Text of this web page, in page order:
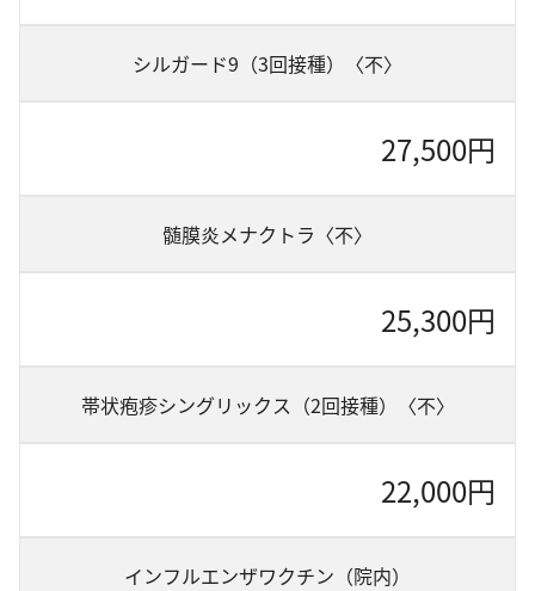
シルガード9（3回接種）〈不〉
27,500円
髄膜炎メナクトラ〈不〉
25,300円
帯状疱疹シングリックス（2回接種）〈不〉
22,000円
インフルエンザワクチン（院内）